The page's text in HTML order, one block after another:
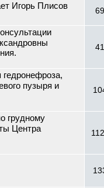
Игорь Плисов 69
41
пузыря и
грудному
Центра